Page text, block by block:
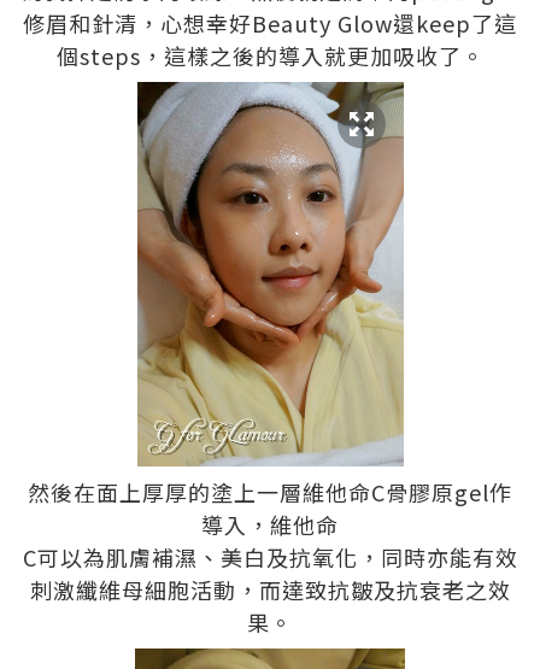
修眉和針清，心想幸好Beauty Glow還keep了這
個steps，這樣之後的導入就更加吸收了。
然後在面上厚厚的塗上一層維他命C骨膠原gel作
導入，維他命
C可以為肌膚補濕、美白及抗氧化，同時亦能有效
刺激纖維母細胞活動，而達致抗皺及抗衰老之效
果。